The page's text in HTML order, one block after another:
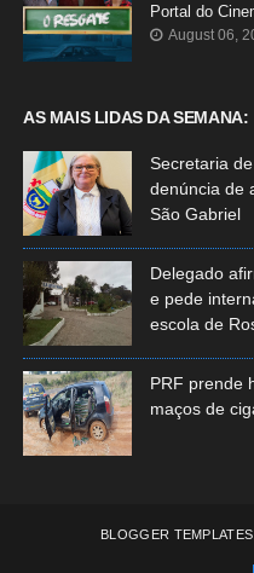
Portal do
August 06,
AS MAIS LIDAS DA SEMANA:
Secretaria
denúncia de
São Gabriel
Delegado
e pede
escola de
PRF prende
maços de
BLOGGER TEMPLATES